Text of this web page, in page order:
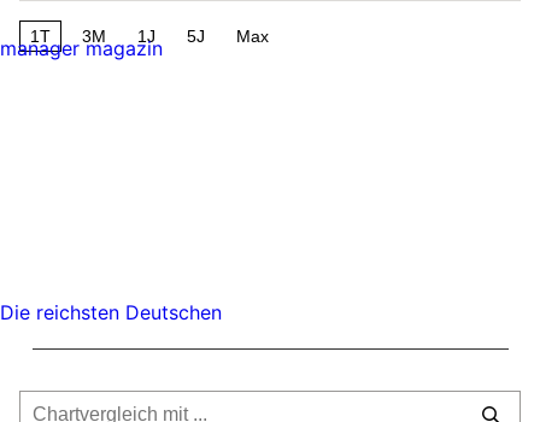
1T 3M 1J 5J Max
manager magazin
Die reichsten Deutschen